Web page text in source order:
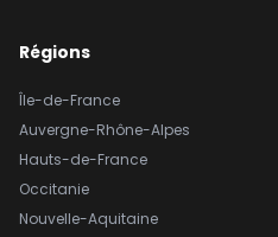
Régions
Île-de-France
Auvergne-Rhône-Alpes
Hauts-de-France
Occitanie
Nouvelle-Aquitaine